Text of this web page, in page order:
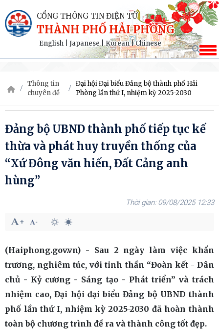
CỔNG THÔNG TIN ĐIỆN TỬ
THÀNH PHỐ HẢI PHÒNG
English Japanese|Korean|Chinese
Thông tin
chuyên đề
Đại hội Đại biểu Đảng bộ thành phố Hải
Phòng lần thứ I, nhiệm kỳ 2025-2030
Đảng bộ UBND thành phố tiếp tục kế
thừa và phát huy truyền thống của
“Xứ Đông văn hiến, Đất Cảng anh
hùng”
09/08/2025 12:33
(Haiphong.gov.vn) - Sau 2 ngày làm việc khẩn
trương, nghiêm túc, với tinh thần “Đoàn kết - Dân
chủ - Kỷ cương - Sáng tạo - Phát triển” và trách
nhiệm cao, Đại hội đại biểu Đảng bộ UBND thành
phố lần thứ I, nhiệm kỳ 2025-2030 đã hoàn thành
toàn bộ chương trình đề ra và thành công tốt đẹp.